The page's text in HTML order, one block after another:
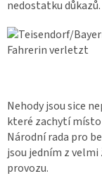
obchodu
Autoledničky
Teleskopické
výsuvy
Sportovní
kamery
nedostatku důkazů.
Nehody jsou sice
které zachytí místo
Národní rada pro
jsou jedním z
provozu.